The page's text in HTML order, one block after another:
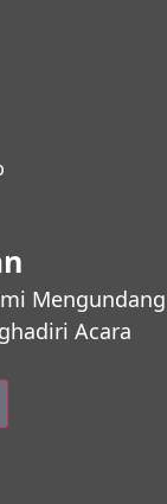
Mengundang
Acara